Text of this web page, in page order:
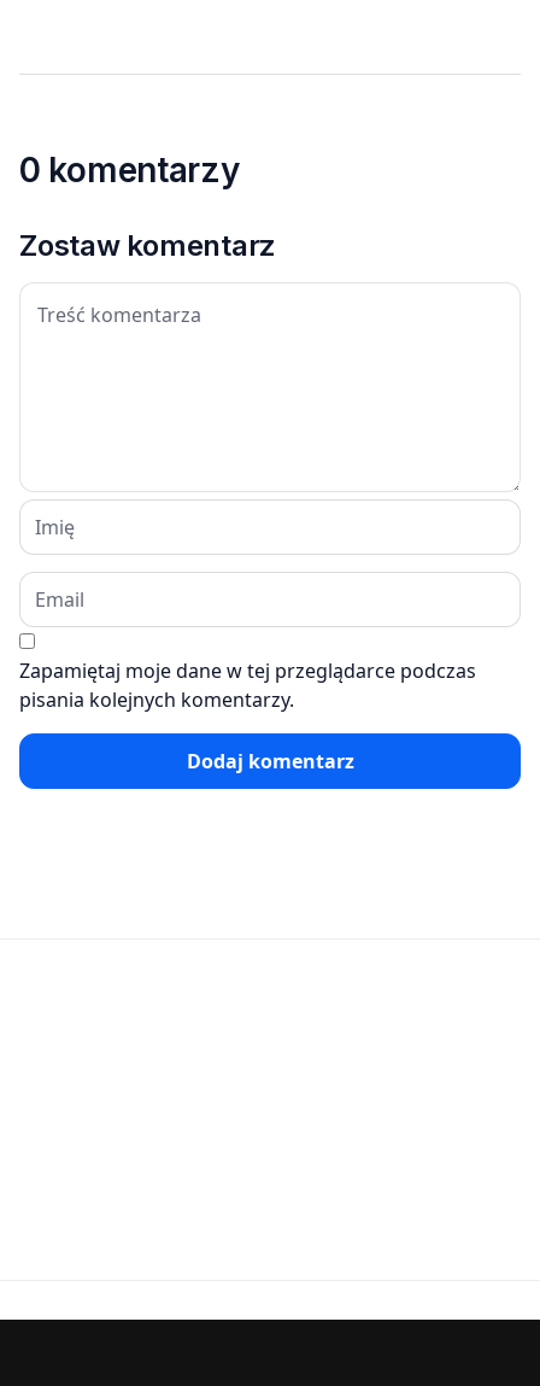
0 komentarzy
Zostaw komentarz
Zapamiętaj moje dane w tej przeglądarce podczas
pisania kolejnych komentarzy.
Dodaj komentarz